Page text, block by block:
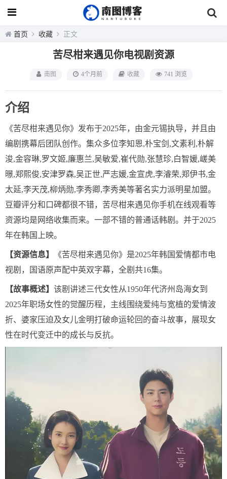
首页 收藏 正文
苦尽柑来遇见你电视剧资源
南图 4个月前 收藏 741 浏览
介绍
《苦尽柑来遇见你》发布于2025年，由金元锡执导，并且由
编剧携幕后团队创作。集众多位李知恩,朴宝剑,文素利,朴解
浚,金容琳,罗文姬,廉惠兰,吴敏爱,崔代勋,张慧珍,白智媛,嵯美
暻,郑熙俊,安津罗森,吴正世,严志媛,金宣虎,李濬荣,郑伊书,金
太延,李天茂,柳炳勋,李秀卿,李秀美等著名实力派明星加盟。
豆瓣评分和口碑都很不错，苦尽柑来遇见你手机在线观看等
资源均是网络收集而来。一部不错的普通话韩剧。并于2025
年在韩国上映。
【资源信息】
《苦尽柑来遇见你》是2025年韩国爱情都市电
视剧，国语原声配中英双字幕，全剧共16集。
【故事概述】 该剧讲述三代女性从1950年代济州岛海女到
2025年职场女性的觉醒历程，主线围绕爱纯与宽植的爱情波
折、婆家压迫及女儿金明打破命运轮回的奋斗故事，展现女
性在时代变迁中的成长与反抗。